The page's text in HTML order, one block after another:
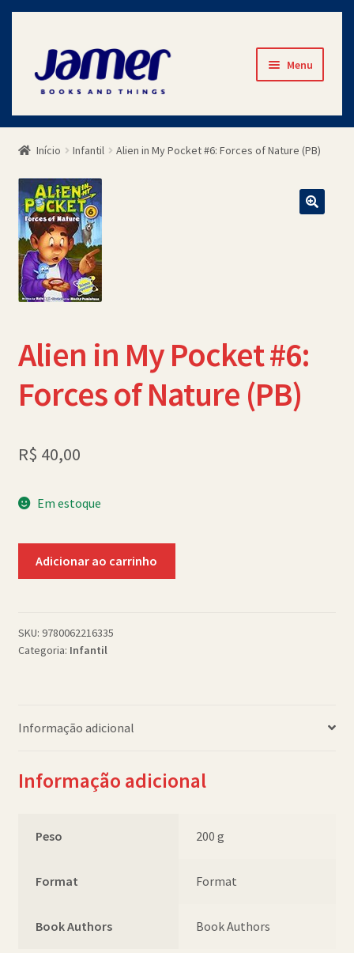
Pular
para
navegação
Pular
para
conteúdo
Menu
Início
Avaliações
Cart
Checkout
Contato
Política de Cookies (BR)
Quem Somos
SCHOLASTICBOOKCLUB
Início Infantil Alien in My Pocket #6: Forces of Nature (PB)
Alien in My Pocket #6:
Forces of Nature (PB)
R$ 40,00
Em estoque
#6:
Forces
quantidade
Adicionar ao carrinho
SKU: 9780062216335
Categoria: Infantil
Informação adicional
Informação adicional
Peso 200 g
Format Format
Book Authors Book Authors